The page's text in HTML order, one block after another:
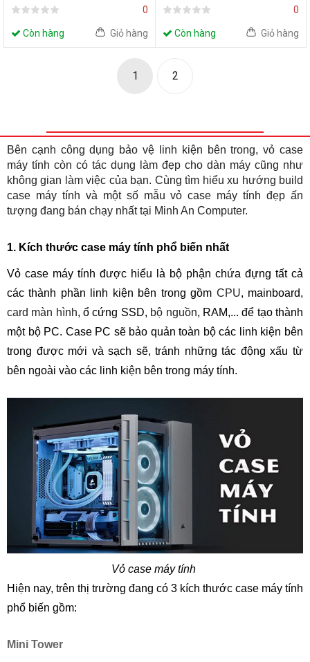
0
Còn hàng Giỏ hàng
0
Còn hàng Giỏ hàng
1 2
Bên cạnh công dụng bảo vệ linh kiện bên trong,vỏ case
máy tính còn có tác dụng làm đẹp cho dàn máy cũng như
không gian làm việc của bạn. Cùng tìm hiểu xu hướng build
case máy tính và một số mẫu vỏ case máy tính đẹp ấn
tượng đang bán chạy nhất tại Minh An Computer.
1. Kích thước case máy tính phổ biến nhất
Vỏ case máy tính được hiểu là bộ phận chứa đựng tất cả
các thành phần linh kiện bên trong gồm CPU, mainboard,
card màn hình, ổ cứng SSD, bộ nguồn, RAM,... để tạo thành
một bộ PC. Case PC sẽ bảo quản toàn bộ các linh kiện bên
trong được mới và sạch sẽ, tránh những tác động xấu từ
bên ngoài vào các linh kiện bên trong máy tính.
Vỏ case máy tính
Hiện nay, trên thị trường đang có 3 kích thước case máy tính
phổ biến gồm:
Mini Tower